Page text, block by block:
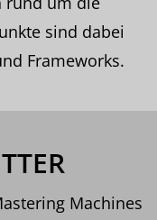
sind dabei
Frameworks.
Machines